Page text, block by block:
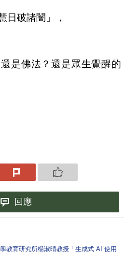
日破諸闇」，
是佛法？還是眾生覺醒的
回應
教育研究所楊淑晴教授「生成式 AI 使用